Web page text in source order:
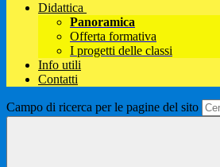
Didattica
Panoramica
Offerta formativa
I progetti delle classi
Info utili
Contatti
Campo di ricerca per le pagine del sito